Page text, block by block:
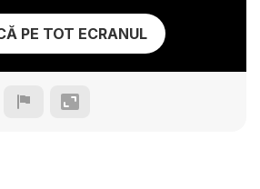
PE TOT ECRANUL